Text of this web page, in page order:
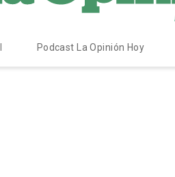
Podcast La Opinión Hoy